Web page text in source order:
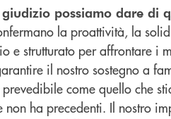
possiamo dare di
la proattività, la
e strutturato per affrontare i
il nostro sostegno a
come quello che
ha precedenti. Il nostro